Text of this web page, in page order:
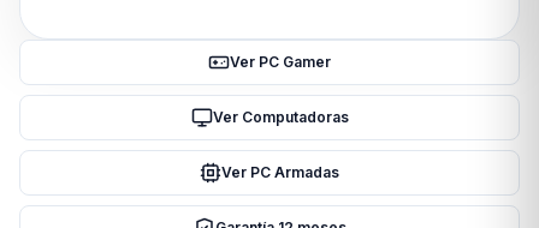
8GB
3200Mhz
1.35V
Ver PC Gamer
Ver Computadoras
Ver PC Armadas